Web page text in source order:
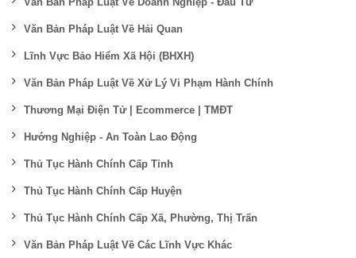
Văn Bản Pháp Luật Về Hải Quan
Lĩnh Vực Bảo Hiểm Xã Hội (BHXH)
Văn Bản Pháp Luật Về Xử Lý Vi Phạm Hành Chính
Thương Mại Điện Tử | Ecommerce | TMĐT
Hướng Nghiệp - An Toàn Lao Động
Thủ Tục Hành Chính Cấp Tỉnh
Thủ Tục Hành Chính Cấp Huyện
Thủ Tục Hành Chính Cấp Xã, Phường, Thị Trấn
Văn Bản Pháp Luật Về Các Lĩnh Vực Khác